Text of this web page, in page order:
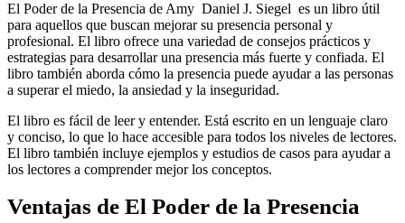
El Poder de la Presencia de Amy Daniel J. Siegel es un libro útil
para aquellos que buscan mejorar su presencia personal y
profesional. El libro ofrece una variedad de consejos prácticos y
estrategias para desarrollar una presencia más fuerte y confiada. El
libro también aborda cómo la presencia puede ayudar a las personas
a superar el miedo, la ansiedad y la inseguridad.
El libro es fácil de leer y entender. Está escrito en un lenguaje claro
y conciso, lo que lo hace accesible para todos los niveles de lectores.
El libro también incluye ejemplos y estudios de casos para ayudar a
los lectores a comprender mejor los conceptos.
Ventajas de El Poder de la Presencia